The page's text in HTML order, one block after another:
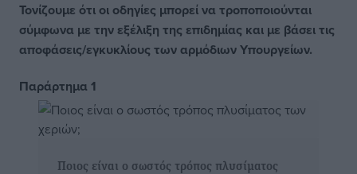
Τονίζουμε ότι οι οδηγίες μπορεί να τροποποιούνται
σύμφωνα με την εξέλιξη της επιδημίας και με βάσει τις
αποφάσεις/εγκυκλίους τωναρμόδιων Υπουργείων.
Παράρτημα 1
Ποιος είναι ο σωστός τρόπος πλυσίματος